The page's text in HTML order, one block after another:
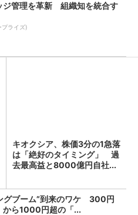
ジ管理を革新 組織知を統合す
プライズ)
キオクシア、株価3分の1急落
は「絶好のタイミング」 過
去最高益と8000億円自社...
グブーム”到来のワケ 300円
から1000円超の「...